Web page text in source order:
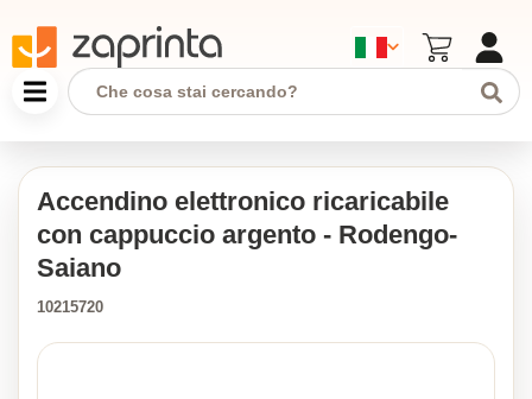
Accendino elettronico ricaricabile
con cappuccio argento - Rodengo-
Saiano
10215720